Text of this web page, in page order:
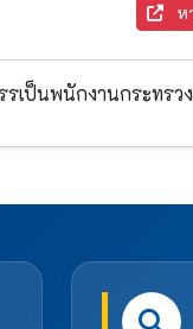
ห
รเป็นพนักงานกระทร